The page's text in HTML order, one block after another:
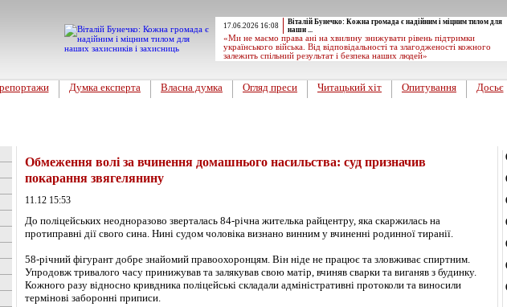
17.06.2026 16:08
Віталій Бунечко: Кожна громада є надійним і міцним тилом для
наши ...
«Ми не маємо права ані на хвилину знижувати рівень підтримки
українського війська. Від відповідальності та злагодженості кожного
залежить спільний результат і безпека наших людей»
Думка експерта Власна думка Огляд преси Читацький хіт Опитування Досьє
Обмеження волі за вчинення домашнього насильства: суд призначив
покарання звягелянину
11.12 15:53
До поліцейських неодноразово зверталась 84-річна жителька райцентру, яка скаржилась на
протиправні дії свого сина. Нині судом чоловіка визнано винним у вчиненні родинної тиранії.
58-річний фігурант добре знайомий правоохоронцям. Він ніде не працює та зловживає спиртним.
Упродовж тривалого часу принижував та залякував свою матір, вчиняв сварки та виганяв з будинку.
Кожного разу відносно кривдника поліцейські складали адміністративні протоколи та виносили
термінові заборонні приписи.